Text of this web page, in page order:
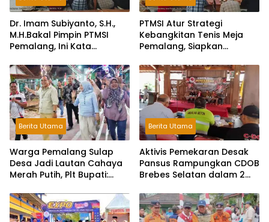
Dr. Imam Subiyanto, S.H.,
M.H.Bakal Pimpin PTMSI
Pemalang, Ini Kata
PTMSI Atur Strategi
Kebangkitan Tenis Meja
Pemalang, Siapkan
Berita Utama
Warga Pemalang Sulap
Desa Jadi Lautan Cahaya
Merah Putih, Plt Bupati:
Berita Utama
Aktivis Pemekaran Desak
Pansus Rampungkan CDOB
Brebes Selatan dalam 2
Tritura